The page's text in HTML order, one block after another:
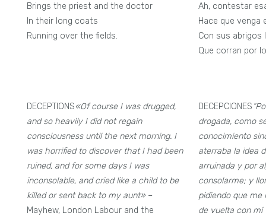
Brings the priest and the doctor
In their long coats
Running over the fields.
Ah, contestar
Hace que
Con sus abrigos
Que corran por
DECEPTIONS«Of course I was drugged,
and so heavily I did not regain
consciousness until the next morning. I
was horrified to discover that I had been
ruined, and for some days I was
inconsolable, and cried like a child to be
killed or sent back to my aunt» –
Mayhew, London Labour and the
DECEPCIONES
drogada, como
conocimiento
aterraba la idea
arruinada y por
consolarme; y
pidiendo que
de vuelta con mi